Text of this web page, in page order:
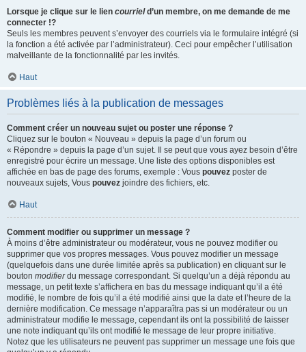
Lorsque je clique sur le lien courrield’un membre, on me demande de me
connecter !?
Seuls les membres peuvent s’envoyer des courriels via le formulaire intégré (si
la fonction a été activée par l’administrateur). Ceci pour empêcher l’utilisation
malveillante de la fonctionnalité par les invités.
Haut
Problèmes liés à la publication de messages
Comment créer un nouveau sujet ou poster une réponse ?
Cliquez sur le bouton « Nouveau » depuis la page d’un forum ou
« Répondre » depuis la page d’un sujet. Il se peut que vous ayez besoin d’être
enregistré pour écrire un message. Une liste des options disponibles est
affichée en bas de page des forums, exemple : Vous pouvez poster de
nouveaux sujets, Vous pouvez joindre des fichiers, etc.
Haut
Comment modifier ou supprimer un message ?
À moins d’être administrateur ou modérateur, vous ne pouvez modifier ou
supprimer que vos propres messages. Vous pouvez modifier un message
(quelquefois dans une durée limitée après sa publication) en cliquant sur le
bouton modifierdu message correspondant. Si quelqu’un a déjà répondu au
message, un petit texte s’affichera en bas du message indiquant qu’il a été
modifié, le nombre de fois qu’il a été modifié ainsi que la date et l’heure de la
dernière modification. Ce message n’apparaîtra pas si un modérateur ou un
administrateur modifie le message, cependant ils ont la possibilité de laisser
une note indiquant qu’ils ont modifié le message de leur propre initiative.
Notez que les utilisateurs ne peuvent pas supprimer un message une fois que